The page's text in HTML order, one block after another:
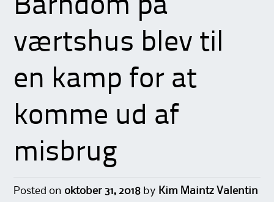
Barndom på
værtshus blev til
en kamp for at
komme ud af
misbrug
Posted on oktober 31, 2018 by Kim Maintz Valentin